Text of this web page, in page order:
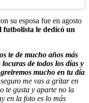
su esposa fue en agosto
futbolista le dedicó un
te de mucho años más
de todos los días y
mucho en tu día
seguro me vas a gritar en
te gusta y aparte no la
en la foto es lo más